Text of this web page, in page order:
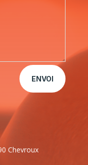
ENVOI
Chevroux